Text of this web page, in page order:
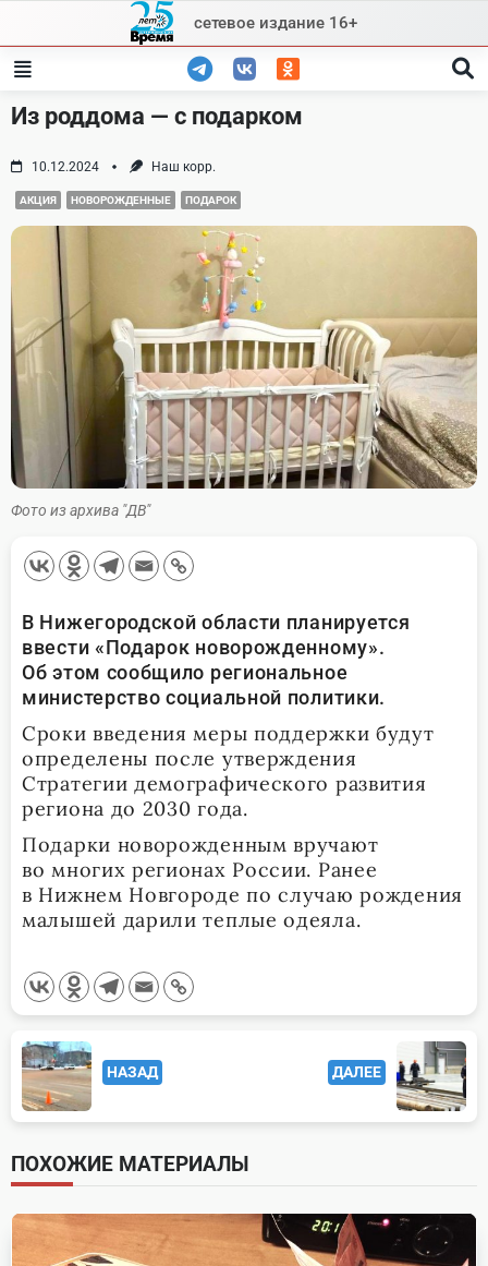
content
сетевое издание 16+
Из роддома — с подарком
10.12.2024 Наш корр.
АКЦИЯ НОВОРОЖДЕННЫЕ ПОДАРОК
Фото из архива "ДВ"
В Нижегородской области планируется
ввести «Подарок новорожденному».
Об этом сообщило региональное
министерство социальной политики.
Сроки введения меры поддержки будут
определены после утверждения
Стратегии демографического развития
региона до 2030 года.
Подарки новорожденным вручают
во многих регионах России. Ранее
в Нижнем Новгороде по случаю рождения
малышей дарили теплые одеяла.
<span
class="nav-
subtitle
screen-
reader-
text">Page</span>
НАЗАД ДАЛЕЕ
ПОХОЖИЕ МАТЕРИАЛЫ